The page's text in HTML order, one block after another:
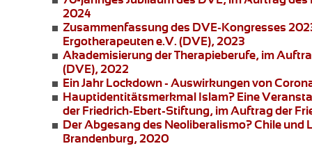
2024
Zusammenfassung des DVE-Kongresses
Ergotherapeuten e.V. (DVE), 2023
Akademisierung der Therapieberufe, im
(DVE), 2022
Ein Jahr Lockdown - Auswirkungen von
Hauptidentitätsmerkmal Islam? Eine
der Friedrich-Ebert-Stiftung, im Auftrag der
Der Abgesang des Neoliberalismo? Chile und
Brandenburg, 2020